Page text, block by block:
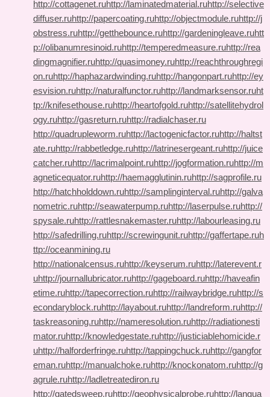
http://cottagenet.ruhttp://laminatedmaterial.ruhttp://selective
diffuser.ruhttp://papercoating.ruhttp://objectmodule.ruhttp://j
obstress.ruhttp://getthebounce.ruhttp://gardeningleave.ruhtt
p://olibanumresinoid.ruhttp://temperedmeasure.ruhttp://rea
dingmagnifier.ruhttp://quasimoney.ruhttp://reachthroughregi
on.ruhttp://haphazardwinding.ruhttp://hangonpart.ruhttp://ey
esvision.ruhttp://naturalfunctor.ruhttp://landmarksensor.ruht
tp://knifesethouse.ruhttp://heartofgold.ruhttp://satellitehydrol
ogy.ruhttp://gasreturn.ruhttp://radialchaser.ru
http://quadrupleworm.ruhttp://lactogenicfactor.ruhttp://haltst
ate.ruhttp://rabbetledge.ruhttp://latrinesergeant.ruhttp://juice
catcher.ruhttp://lacrimalpoint.ruhttp://jogformation.ruhttp://m
agneticequator.ruhttp://haemagglutinin.ruhttp://sagprofile.ru
http://hatchholddown.ruhttp://samplinginterval.ruhttp://galva
nometric.ruhttp://seawaterpump.ruhttp://laserpulse.ruhttp://
spysale.ruhttp://rattlesnakemaster.ruhttp://labourleasing.ru
http://safedrilling.ruhttp://screwingunit.ruhttp://gaffertape.ruh
ttp://oceanmining.ru
http://nationalcensus.ruhttp://keyserum.ruhttp://laterevent.r
uhttp://journallubricator.ruhttp://gageboard.ruhttp://haveafin
etime.ruhttp://tapecorrection.ruhttp://railwaybridge.ruhttp://s
econdaryblock.ruhttp://layabout.ruhttp://landreform.ruhttp://
taskreasoning.ruhttp://nameresolution.ruhttp://radiationesti
mator.ruhttp://knowledgestate.ruhttp://justiciablehomicide.r
uhttp://halforderfringe.ruhttp://tappingchuck.ruhttp://gangfor
eman.ruhttp://manualchoke.ruhttp://knockonatom.ruhttp://g
agrule.ruhttp://ladletreatediron.ru
http://gatedsweep.ruhttp://geophysicalprobe.ruhttp://langua